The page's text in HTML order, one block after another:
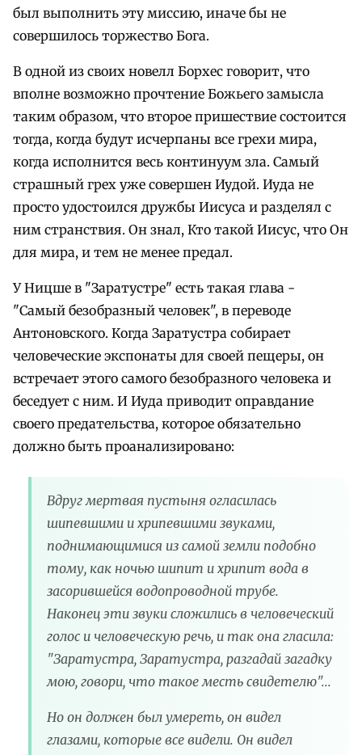
был выполнить эту миссию, иначе бы не
совершилось торжество Бога.
В одной из своих новелл Борхес говорит, что
вполне возможно прочтение Божьего замысла
таким образом, что второе пришествие состоится
тогда, когда будут исчерпаны все грехи мира,
когда исполнится весь континуум зла. Самый
страшный грех уже совершен Иудой. Иуда не
просто удостоился дружбы Иисуса и разделял с
ним странствия. Он знал, Кто такой Иисус, что Он
для мира, и тем не менее предал.
У Ницше в "Заратустре" есть такая глава -
"Самый безобразный человек", в переводе
Антоновского. Когда Заратустра собирает
человеческие экспонаты для своей пещеры, он
встречает этого самого безобразного человека и
беседует с ним. И Иуда приводит оправдание
своего предательства, которое обязательно
должно быть проанализировано:
Вдруг мертвая пустыня огласилась
шипевшими и хрипевшими звуками,
поднимающимися из самой земли подобно
тому, как ночью шипит и хрипит вода в
засорившейся водопроводной трубе.
Наконец эти звуки сложились в человеческий
голос и человеческую речь, и так она гласила:
"Заратустра, Заратустра, разгадай загадку
мою, говори, что такое месть свидетелю"...
Но он должен был умереть, он видел
глазами, которые все видели. Он видел